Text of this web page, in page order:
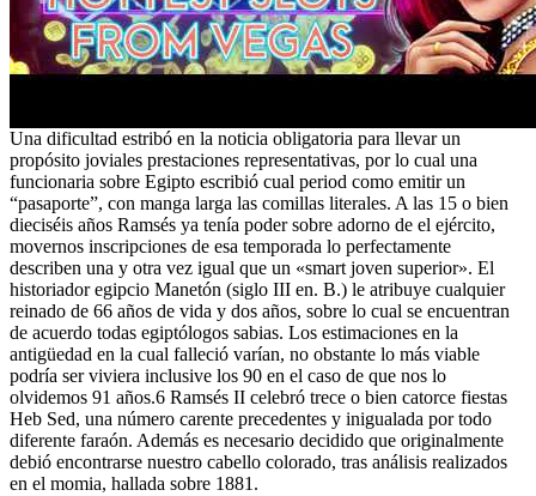
Una dificultad estribó en la noticia obligatoria para llevar un
propósito joviales prestaciones representativas, por lo cual una
funcionaria sobre Egipto escribió cual period como emitir un
“pasaporte”, con manga larga las comillas literales. A las 15 o bien
dieciséis años Ramsés ya tenía poder sobre adorno de el ejército,
movernos inscripciones de esa temporada lo perfectamente
describen una y otra vez igual que un «smart joven superior». El
historiador egipcio Manetón (siglo III en. B.) le atribuye cualquier
reinado de 66 años de vida y dos años, sobre lo cual se encuentran
de acuerdo todas egiptólogos sabias. Los estimaciones en la
antigüedad en la cual falleció varían, no obstante lo más viable
podrí­a ser viviera inclusive los 90 en el caso de que nos lo
olvidemos 91 años.6​ Ramsés II celebró trece o bien catorce fiestas
Heb Sed, una número carente precedentes y inigualada por todo
diferente faraón. Además es necesario decidido que originalmente
debió encontrarse nuestro cabello colorado, tras análisis realizados
en el momia, hallada sobre 1881.